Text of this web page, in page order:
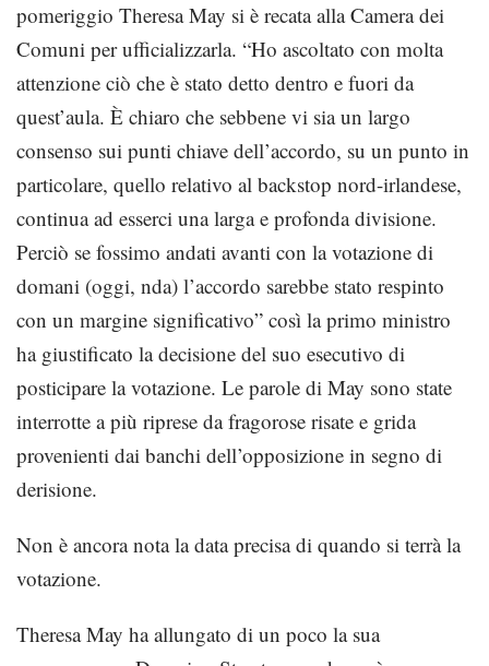
pomeriggio Theresa May si è recata alla Camera dei
Comuni per ufficializzarla. “Ho ascoltato con molta
attenzione ciò che è stato detto dentro e fuori da
quest’aula. È chiaro che sebbene vi sia un largo
consenso sui punti chiave dell’accordo, su un punto in
particolare, quello relativo al backstop nord-irlandese,
continua ad esserci una larga e profonda divisione.
Perciò se fossimo andati avanti con la votazione di
domani (oggi, nda) l’accordo sarebbe stato respinto
con un margine significativo” così la primo ministro
ha giustificato la decisione del suo esecutivo di
posticipare la votazione. Le parole di May sono state
interrotte a più riprese da fragorose risate e grida
provenienti dai banchi dell’opposizione in segno di
derisione.
Non è ancora nota la data precisa di quando si terrà la
votazione.
Theresa May ha allungato di un poco la sua